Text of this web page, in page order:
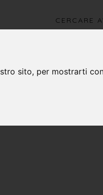
sito, per mostrarti
CERCARE